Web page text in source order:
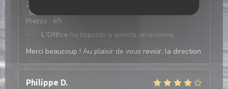
2026-08-03
Servizio:5/5 Atmosfera:4/5 Cucina:5/5 Qualità /
Prezzo : 4/5
L'Office ha risposto a questa recensione
Merci beaucoup ! Au plaisir de vous revoir, la direction
Philippe D